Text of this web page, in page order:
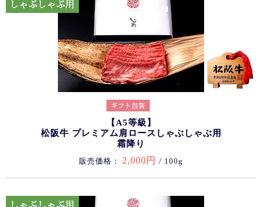
【A5等級】
松阪牛 プレミアム肩ロースしゃぶしゃぶ用
霜降り
販売価格： 2,000円 / 100g